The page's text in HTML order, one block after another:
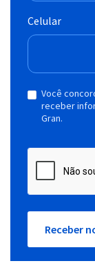
Celular
Você
receber
Gran.
Receber